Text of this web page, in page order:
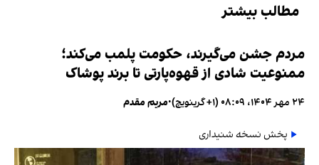
مطالب بیشتر
مردم جشن می‌گیرند، حکومت پلمب می‌کند؛
ممنوعیت شادی از قهوه‌پارتی تا برند پوشاک
۲۴ مهر ۱۴۰۴، ۰۸:۰۹ (‎+۱ گرینویچ) •مریم مقدم
پخش نسخه شنیداری